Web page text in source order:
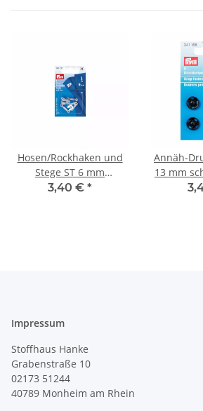
Hosen/Rockhaken und
Stege ST 6 mm
silberfarbig 265230
3,40 € *
Annäh-
13 mm
Impressum
Stoffhaus Hanke
Grabenstraße 10
02173 51244
40789 Monheim am Rhein